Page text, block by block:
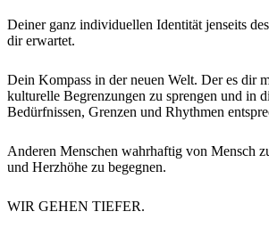
Deiner ganz individuellen Identität jenseits
dir erwartet.
Dein Kompass in der neuen Welt. Der es dir
kulturelle Begrenzungen zu sprengen und in
Bedürfnissen, Grenzen und Rhythmen
Anderen Menschen wahrhaftig von Mensch
und Herzhöhe zu begegnen.
WIR GEHEN TIEFER.